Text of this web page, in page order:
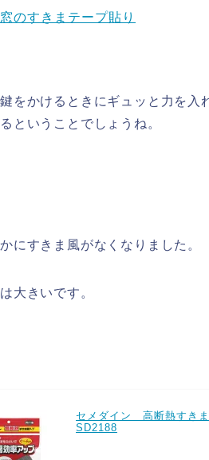
をかけるときにギュッと力を
ということでしょうね。
にすきま風がなくなりました。
大きいです。
セメダイン 高断熱す
SD2188